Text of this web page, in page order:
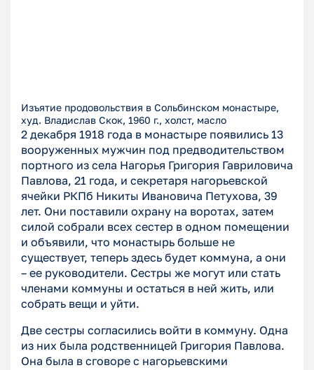
Изъятие продовольствия в Сольбинском монастыре,
худ. Владислав Скок, 1960 г., холст, масло
2 декабря 1918 года в монастыре появились 13
вооруженных мужчин под предводительством
портного из села Нагорья Григория Гавриловича
Павлова, 21 года, и секретаря нагорьевской
ячейки РКПб Никиты Ивановича Петухова, 39
лет. Они поставили охрану на воротах, затем
силой собрали всех сестер в одном помещении
и объявили, что монастырь больше не
существует, теперь здесь будет коммуна, а они
– ее руководители. Сестры же могут или стать
членами коммуны и остаться в ней жить, или
собрать вещи и уйти.
Две сестры согласились войти в коммуну. Одна
из них была родственницей Григория Павлова.
Она была в сговоре с нагорьевскими